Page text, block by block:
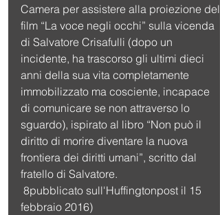
Camera per assistere alla proiezione del
film “La voce negli occhi” sulla vicenda
di Salvatore Crisafulli (dopo un
incidente, ha trascorso gli ultimi dieci
anni della sua vita completamente
immobilizzato ma cosciente, incapace
di comunicare se non attraverso lo
sguardo), ispirato al libro “Non può il
diritto di morire diventare la nuova
frontiera dei diritti umani”, scritto dal
fratello di Salvatore.
febbraio 2016)